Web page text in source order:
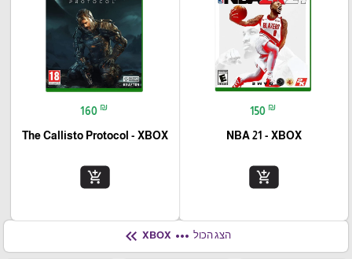
150 ₪
NBA 21 - XBOX
add_shopping_cart
160 ₪
The Callisto Protocol - XBOX
add_shopping_cart
הצג הכול more_horiz
keyboard_double_arrow_left